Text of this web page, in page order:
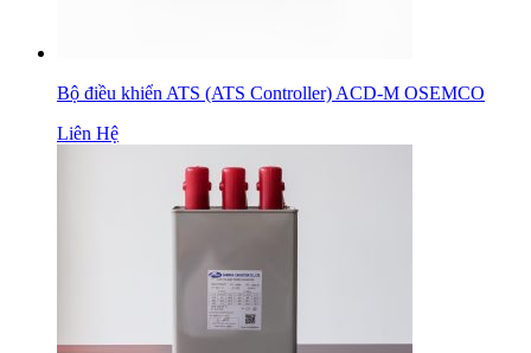
Bộ điều khiển ATS (ATS Controller) ACD-M OSEMCO
Liên Hệ